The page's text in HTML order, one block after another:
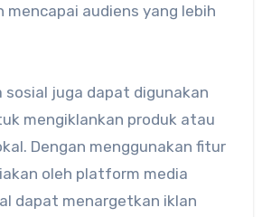
mencapai audiens yang lebih
sosial juga dapat digunakan
mengiklankan produk atau
Dengan menggunakan fitur
oleh platform media
dapat menargetkan iklan